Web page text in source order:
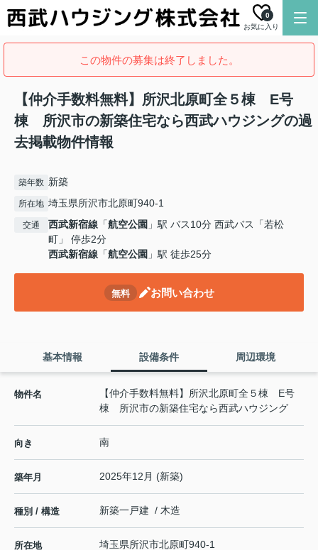
お気に入り
0
この物件の募集は終了しました。
【仲介手数料無料】所沢北原町全５棟 E号
棟 所沢市の新築住宅なら西武ハウジングの過
去掲載物件情報
築年数 新築
所在地 埼玉県所沢市北原町940-1
交通 西武新宿線 「航空公園 」駅 バス10分 西武バス「若松
町」 停歩2分
西武新宿線 「航空公園 」駅 徒歩25分
無料 お問い合わせ
基本情報 設備条件 周辺環境
物件名
【仲介手数料無料】所沢北原町全５棟 E号
棟 所沢市の新築住宅なら西武ハウジング
向き 南
築年月 2025年12月 (新築)
種別 / 構造 新築一戸建 / 木造
所在地 埼玉県所沢市北原町940-1